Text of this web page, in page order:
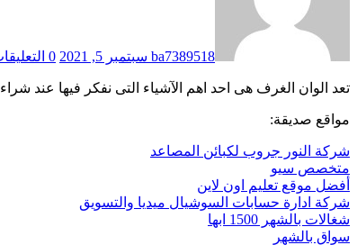
ba7389518 سبتمبر 5, 2021 0 التعليقات
تعد الوان الغرف هى احد اهم الآشياء التى نفكر فيها عند
مواقع صديقة:
شركة النور جروب لكبائن المصاعد
متخصص سيو
أفضل موقع تعليم اون لاين
شركة ادارة حسابات السوشيال ميديا والتسويق
شغالات بالشهر 1500 ابها
سواق بالشهر